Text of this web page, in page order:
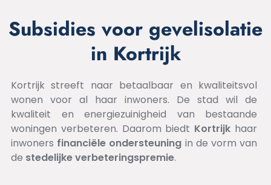
Subsidies voor gevelisolatie
in Kortrijk
Kortrijk streeft naar betaalbaar en kwaliteitsvol
wonen voor al haar inwoners. De stad wil de
kwaliteit en energiezuinigheid van bestaande
woningen verbeteren. Daarom biedt Kortrijk haar
inwoners financiële ondersteuning in de vorm van
de stedelijke verbeteringspremie.